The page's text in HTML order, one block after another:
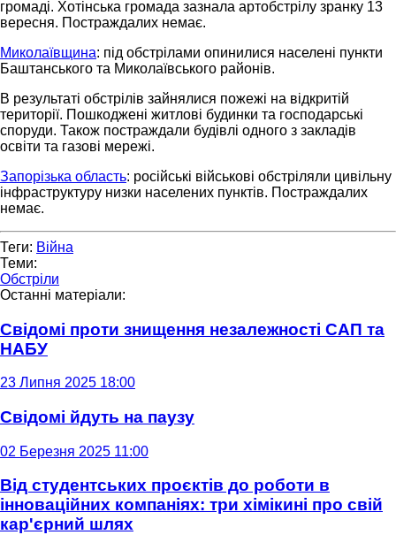
громаді. Хотінська громада зазнала артобстрілу зранку 13
вересня. Постраждалих немає.
Миколаївщина: під обстрілами опинилися населені пункти
Баштанського та Миколаївського районів.
В результаті обстрілів зайнялися пожежі на відкритій
території. Пошкоджені житлові будинки та господарські
споруди. Також постраждали будівлі одного з закладів
освіти та газові мережі.
Запорізька область: російські військові обстріляли цивільну
інфраструктуру низки населених пунктів. Постраждалих
немає.
Теги: Війна
Теми:
Обстріли
Останні матеріали:
Свідомі проти знищення незалежності САП та
НАБУ
23 Липня 2025 18:00
Свідомі йдуть на паузу
02 Березня 2025 11:00
Від студентських проєктів до роботи в
інноваційних компаніях: три хімікині про свій
кар'єрний шлях